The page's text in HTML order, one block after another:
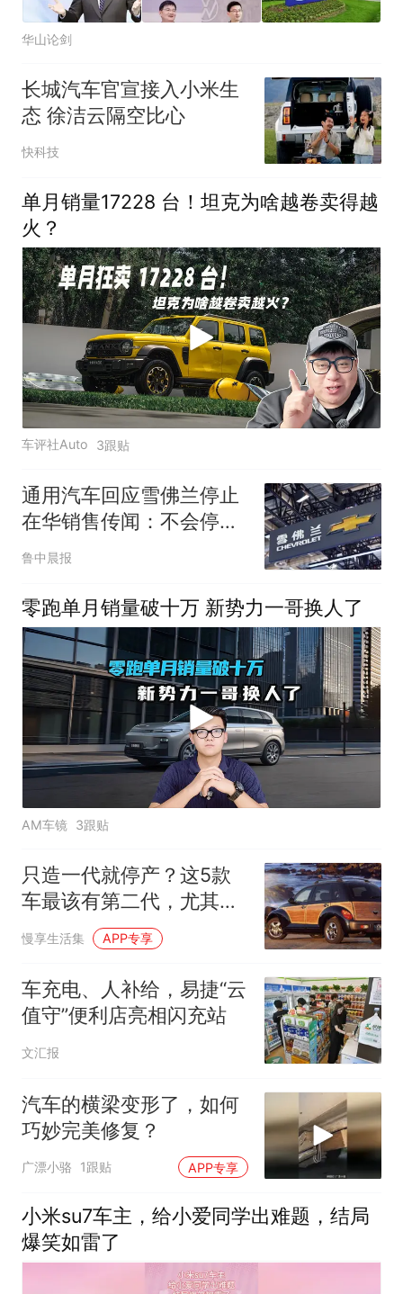
华山论剑
长城汽车官宣接入小米生
态 徐洁云隔空比心
快科技
单月销量17228 台！坦克为啥越卷卖得越
火？
车评社Auto 3跟贴
通用汽车回应雪佛兰停止
在华销售传闻：不会停
产，针对现有车主依旧会
鲁中晨报
零跑单月销量破十万 新势力一哥换人了
AM车镜 3跟贴
只造一代就停产？这5款
车最该有第二代，尤其第
五款太可惜
慢享生活集 APP专享
车充电、人补给，易捷“云
值守”便利店亮相闪充站
文汇报
汽车的横梁变形了，如何
巧妙完美修复？
广漂小骆 1跟贴 APP专享
小米su7车主，给小爱同学出难题，结局
爆笑如雷了